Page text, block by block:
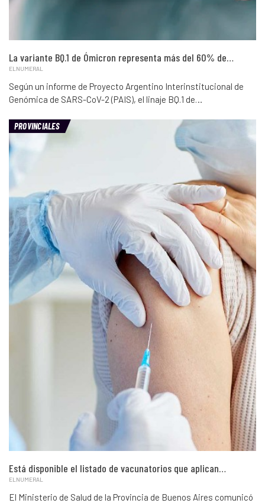
La variante BQ.1 de Ómicron representa más del 60% de…
ELNUMERAL
Según un informe de Proyecto Argentino Interinstitucional de
Genómica de SARS-CoV-2 (PAIS), el linaje BQ.1 de…
PROVINCIALES
Está disponible el listado de vacunatorios que aplican…
ELNUMERAL
El Ministerio de Salud de la Provincia de Buenos Aires comunicó